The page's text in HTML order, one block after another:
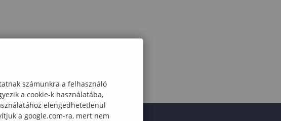
számunkra a felhasználó
a cookie-k használatába,
elengedhetetlenül
a google.com-ra, mert nem